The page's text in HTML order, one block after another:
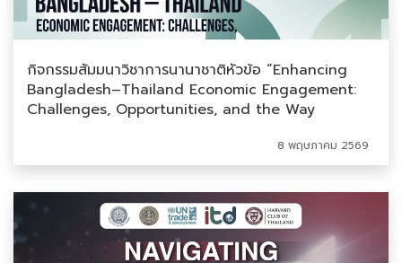
กิจกรรมสัมมนาวิชาการนานาชาติหัวข้อ “Enhancing
Bangladesh–Thailand Economic Engagement:
Challenges, Opportunities, and the Way
8 พฤษภาคม 2569